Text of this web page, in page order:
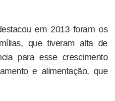
em 2013 foram os
que tiveram alta de
para esse crescimento
e alimentação, que